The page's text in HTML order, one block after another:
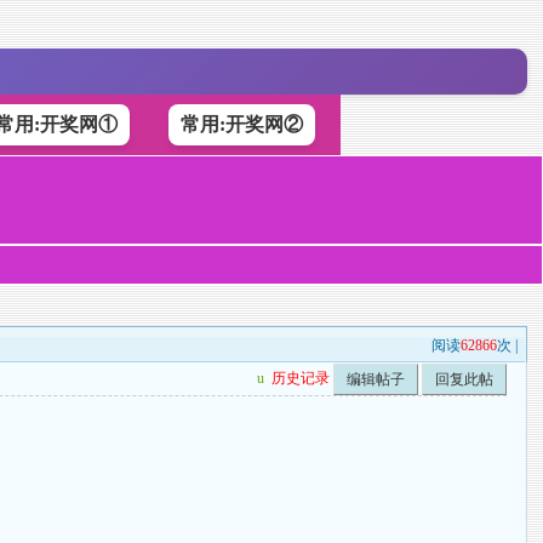
用:开奖网① 常用:开奖网②
阅读62866次 |
u 历史记录 编辑帖子 回复此帖